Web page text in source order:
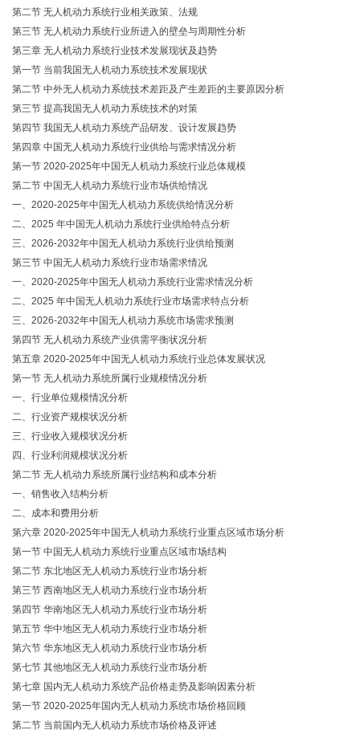
第二节 无人机动力系统行业相关政策、法规
第三节 无人机动力系统行业所进入的壁垒与周期性分析
第三章 无人机动力系统行业技术发展现状及趋势
第一节 当前我国无人机动力系统技术发展现状
第二节 中外无人机动力系统技术差距及产生差距的主要原因分析
第三节 提高我国无人机动力系统技术的对策
第四节 我国无人机动力系统产品研发、设计发展趋势
第四章 中国无人机动力系统行业供给与需求情况分析
第一节 2020-2025年中国无人机动力系统行业总体规模
第二节 中国无人机动力系统行业市场供给情况
一、2020-2025年中国无人机动力系统供给情况分析
二、 2025 年中国无人机动力系统行业供给特点分析
三、2026-2032年中国无人机动力系统行业供给预测
第三节 中国无人机动力系统行业市场需求情况
一、2020-2025年中国无人机动力系统行业需求情况分析
二、 2025 年中国无人机动力系统行业市场需求特点分析
三、2026-2032年中国无人机动力系统市场需求预测
第四节 无人机动力系统产业供需平衡状况分析
第五章 2020-2025年中国无人机动力系统行业总体发展状况
第一节 无人机动力系统所属行业规模情况分析
一、行业单位规模情况分析
二、行业资产规模状况分析
三、行业收入规模状况分析
四、行业利润规模状况分析
第二节 无人机动力系统所属行业结构和成本分析
一、销售收入结构分析
二、成本和费用分析
第六章 2020-2025年中国无人机动力系统行业重点区域市场分析
第一节 中国无人机动力系统行业重点区域市场结构
第二节 东北地区无人机动力系统行业市场分析
第三节 西南地区无人机动力系统行业市场分析
第四节 华南地区无人机动力系统行业市场分析
第五节 华中地区无人机动力系统行业市场分析
第六节 华东地区无人机动力系统行业市场分析
第七节 其他地区无人机动力系统行业市场分析
第七章 国内无人机动力系统产品价格走势及影响因素分析
第一节 2020-2025年国内无人机动力系统市场价格回顾
第二节 当前国内无人机动力系统市场价格及评述